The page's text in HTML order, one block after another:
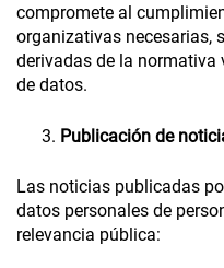
compromete al
organizativas necesarias,
derivadas de la normativa
de datos.
Publicación de
Las noticias publicadas
datos personales de
relevancia pública: